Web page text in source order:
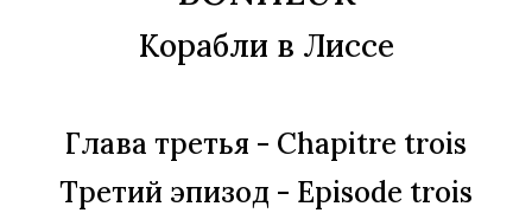
Корабли в Лиссе
Глава третья - Chapitre trois
Третий эпизод - Еpisode trois